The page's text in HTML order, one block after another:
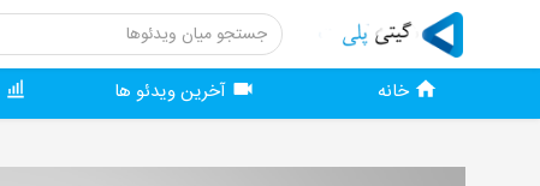
خانه آخرین ویدئو ها